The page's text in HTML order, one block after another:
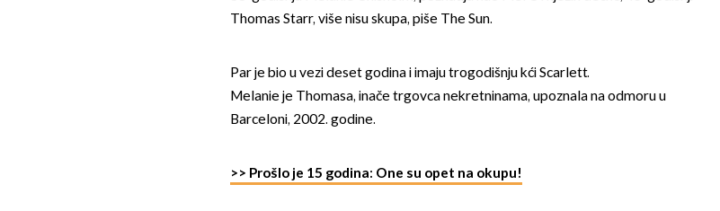
Thomas Starr, više nisu skupa, piše The Sun.
Par je bio u vezi deset godina i imaju trogodišnju kći Scarlett.
Melanie je Thomasa, inače trgovca nekretninama, upoznala na odmoru u
Barceloni, 2002. godine.
>> Prošlo je 15 godina: One su opet na okupu!